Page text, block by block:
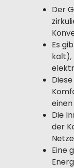
Der
Es
kalt),
Die
der
Eine